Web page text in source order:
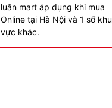
luân mart áp dụng khi mua
Online tại Hà Nội và 1 số khu
vực khác.